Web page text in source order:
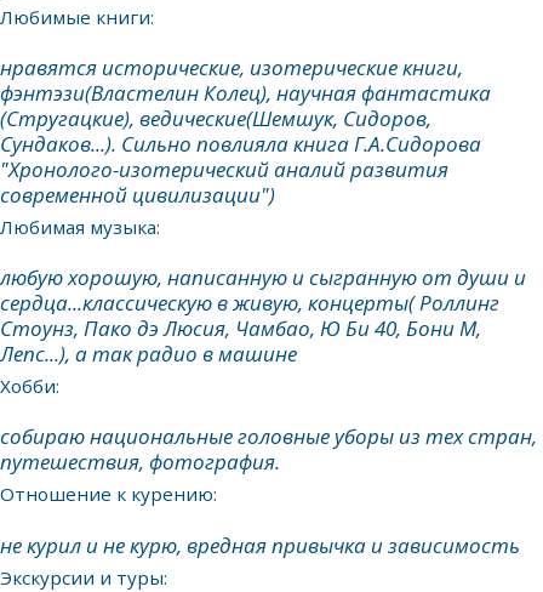
Любимые книги:
нравятся исторические, изотерические книги,
фэнтэзи(Властелин Колец), научная фантастика
(Стругацкие), ведические(Шемшук, Сидоров,
Сундаков...). Сильно повлияла книга Г.А.Сидорова
"Хронолого-изотерический аналий развития
современной цивилизации")
Любимая музыка:
любую хорошую, написанную и сыгранную от души и
сердца...классическую в живую, концерты( Роллинг
Стоунз, Пако дэ Люсия, Чамбао, Ю Би 40, Бони М,
Лепс...), а так радио в машине
Хобби:
собираю национальные головные уборы из тех стран,
путешествия, фотография.
Отношение к курению:
не курил и не курю, вредная привычка и зависимость
Экскурсии и туры: